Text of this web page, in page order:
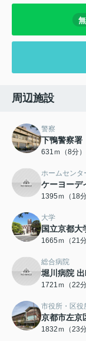
周辺施設
警察
下鴨警察署
631ｍ（8分）
ホームセンタ
ケーヨーデ
1395ｍ（18分
大学
国立京都大
1665ｍ（21分
総合病院
堀川病院
1721ｍ（22分
市役所・区役
京都市左京
1832ｍ（23分